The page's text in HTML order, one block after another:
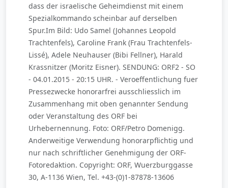
dass der israelische Geheimdienst mit einem
Spezialkommando scheinbar auf derselben
Spur.Im Bild: Udo Samel (Johannes Leopold
Trachtenfels), Caroline Frank (Frau Trachtenfels-
Lissé), Adele Neuhauser (Bibi Fellner), Harald
Krassnitzer (Moritz Eisner). SENDUNG: ORF2 - SO
- 04.01.2015 - 20:15 UHR. - Veroeffentlichung fuer
Pressezwecke honorarfrei ausschliesslich im
Zusammenhang mit oben genannter Sendung
oder Veranstaltung des ORF bei
Urhebernennung. Foto: ORF/Petro Domenigg.
Anderweitige Verwendung honorarpflichtig und
nur nach schriftlicher Genehmigung der ORF-
Fotoredaktion. Copyright: ORF, Wuerzburggasse
30, A-1136 Wien, Tel. +43-(0)1-87878-13606